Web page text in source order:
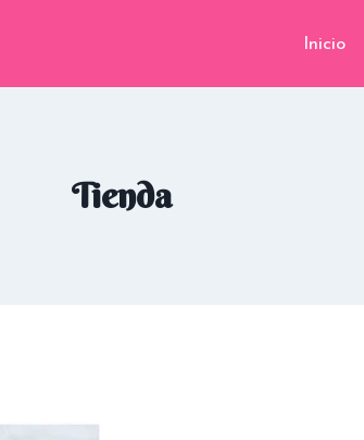
Inicio
Tienda